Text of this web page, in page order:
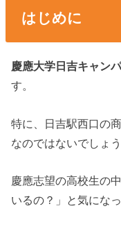
はじめに
慶應大学日吉キャン
す。
特に、日吉駅西口の
なのではないでしょう
慶應志望の高校生の
いるの？」と気にな